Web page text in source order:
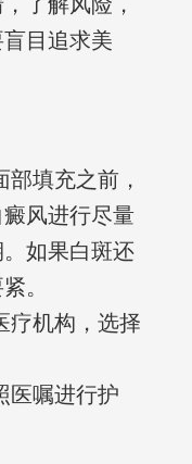
目追求美
填充之前，
风进行尽量
如果白斑还
。
疗机构，选择
医嘱进行护